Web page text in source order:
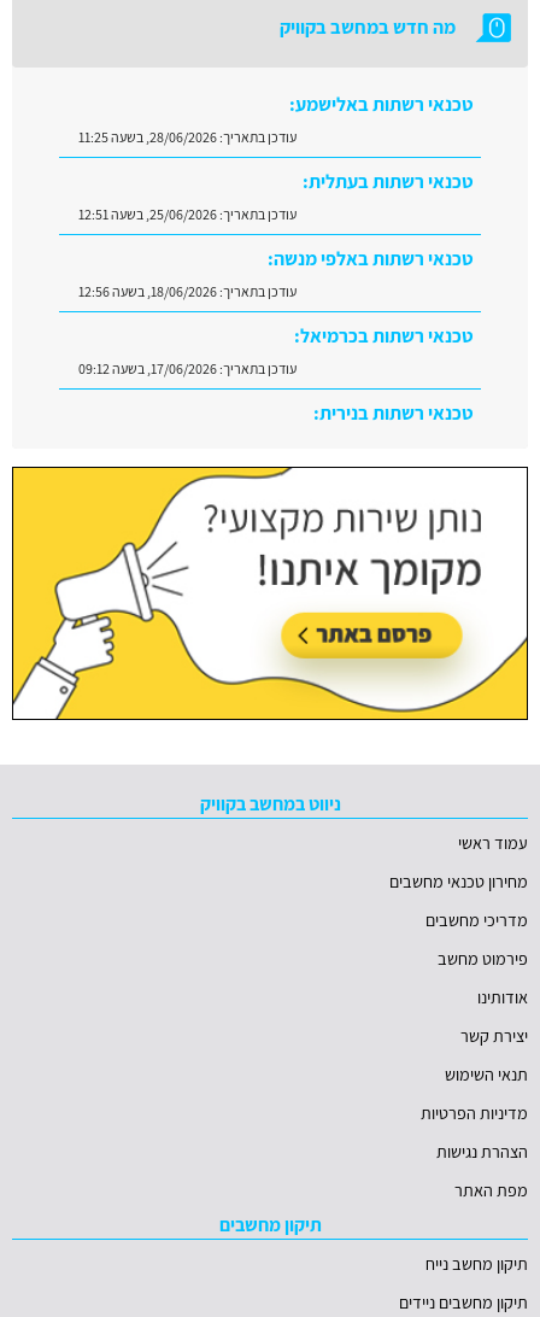
מה חדש במחשב בקוויק
עודכן בתאריך:
טכנאי רשתות באלפי מנשה:
עודכן בתאריך:
טכנאי רשתות בכרמיאל:
עודכן בתאריך:
ניווט במחשב בקוויק
עמוד ראשי
מחירון טכנאי מחשבים
מדריכי מחשבים
פירמוט מחשב
אודותינו
יצירת קשר
תנאי השימוש
מדיניות הפרטיות
הצהרת נגישות
מפת האתר
תיקון מחשבים
תיקון מחשב נייח
תיקון מחשבים ניידים